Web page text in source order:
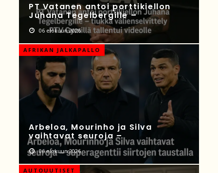
PT Vatanen antoi porttikiellon
Juhana Tegelbergille –
06 elokuun 2026
AFRIKAN JALKAPALLO
Arbeloa, Mourinho ja Silva
vaihtavat seuroja –
06 elokuun 2026
AUTOUUTISET